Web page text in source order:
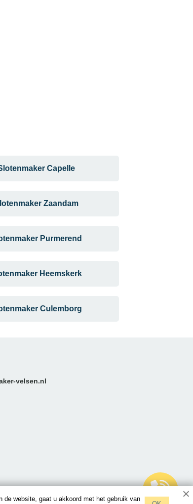
de website, gaat u akkoord met het gebruik van
Capelle
Zaandam
Purmerend
Heemskerk
Culemborg
velsen.nl